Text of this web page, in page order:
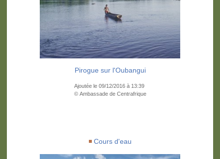
Pirogue sur l'Oubangui
Ajoutée le 09/12/2016 à 13:39
© Ambassade de Centrafrique
Cours d'eau